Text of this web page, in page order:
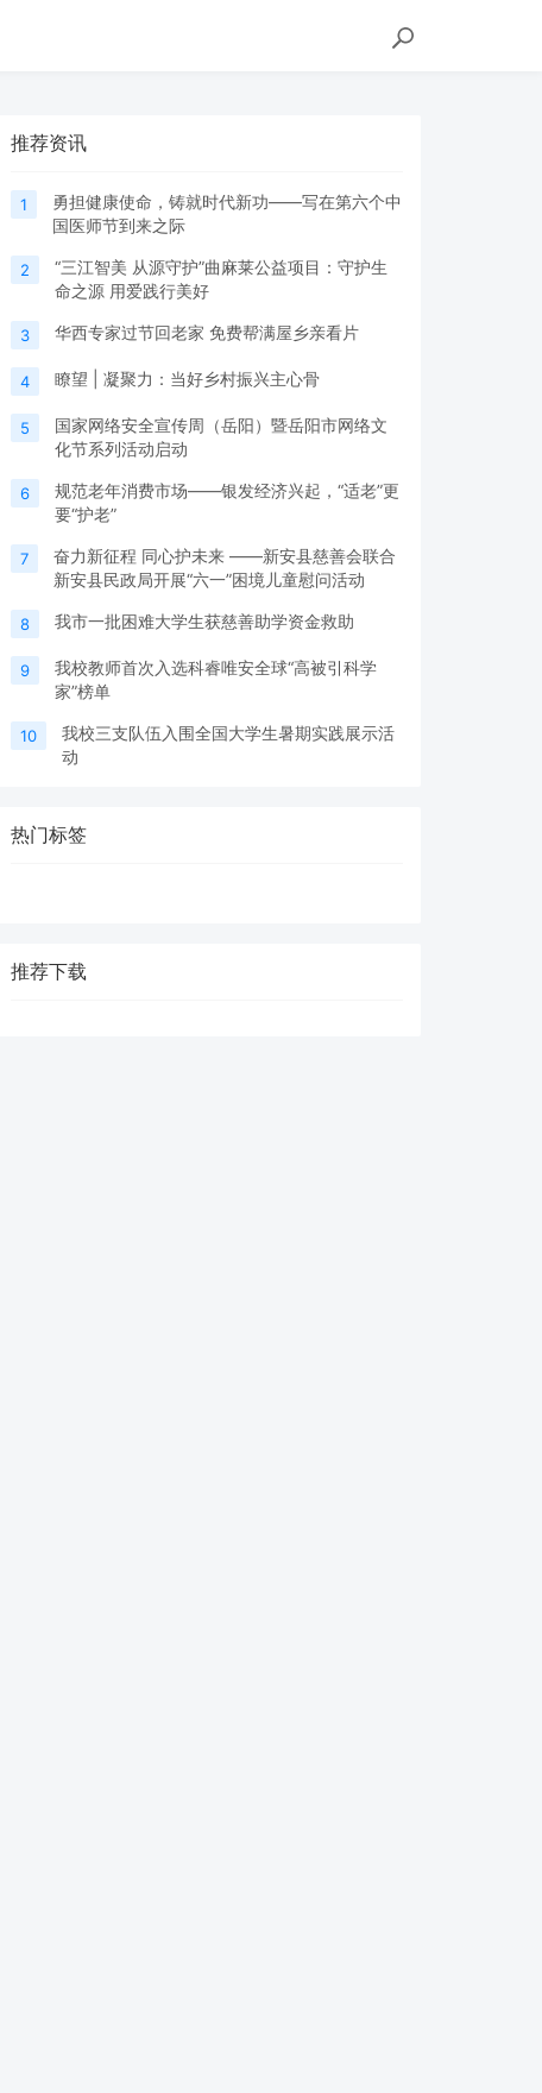
推荐资讯
1
勇担健康使命，铸就时代新功——写在第六个中
国医师节到来之际
2
“三江智美 从源守护”曲麻莱公益项目：守护生
命之源 用爱践行美好
3 华西专家过节回老家 免费帮满屋乡亲看片
4 瞭望 | 凝聚力：当好乡村振兴主心骨
5
国家网络安全宣传周（岳阳）暨岳阳市网络文
化节系列活动启动
6
规范老年消费市场——银发经济兴起，“适老”更
要“护老”
7
奋力新征程 同心护未来 ——新安县慈善会联合
新安县民政局开展“六一”困境儿童慰问活动
8 我市一批困难大学生获慈善助学资金救助
9
我校教师首次入选科睿唯安全球“高被引科学
家”榜单
10
我校三支队伍入围全国大学生暑期实践展示活
动
热门标签
推荐下载